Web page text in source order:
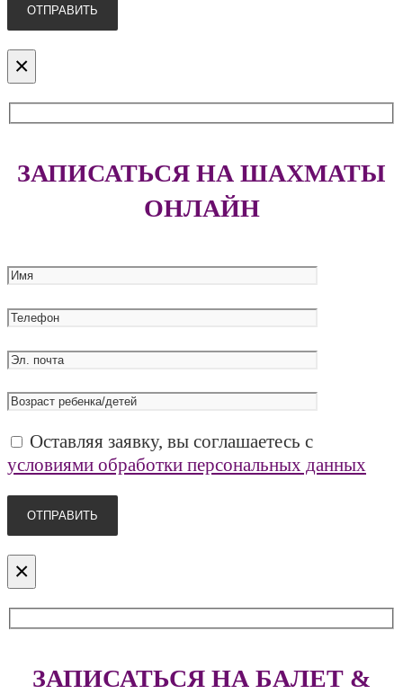
×
ЗАПИСАТЬСЯ НА ШАХМАТЫ
ОНЛАЙН
Оставляя заявку, вы соглашаетесь с
условиями обработки персональных данных
×
ЗАПИСАТЬСЯ НА БАЛЕТ &